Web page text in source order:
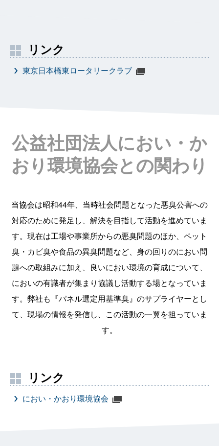
リンク
東京日本橋東ロータリークラブ
公益社団法人におい・か
おり環境協会との関わり
当協会は昭和44年、当時社会問題となった悪臭公害への
対応のために発足し、解決を目指して活動を進めていま
す。現在は工場や事業所からの悪臭問題のほか、ペット
臭・カビ臭や食品の異臭問題など、身の回りのにおい問
題への取組みに加え、良いにおい環境の育成について、
においの有識者が集まり協議し活動する場となっていま
す。弊社も『パネル選定用基準臭』のサプライヤーとし
て、現場の情報を発信し、この活動の一翼を担っていま
す。
リンク
におい・かおり環境協会